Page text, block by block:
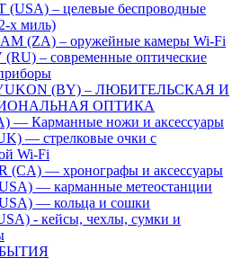
(USA) – целевые беспроводные
х миль)
(ZA) – оружейные камеры Wi-Fi
– современные оптические
(BY) – ЛЮБИТЕЛЬСКАЯ И
ОПТИКА
— Карманные ножи и аксессуары
— стрелковые очки с
Wi-Fi
(CA) — хронографы и аксессуары
— карманные метеостанции
— кольца и сошки
- кейсы, чехлы, сумки и